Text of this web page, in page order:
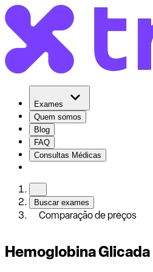
Exames
Quem somos
Blog
FAQ
Consultas Médicas
Buscar exames
Comparação de preços
Hemoglobina Glicada